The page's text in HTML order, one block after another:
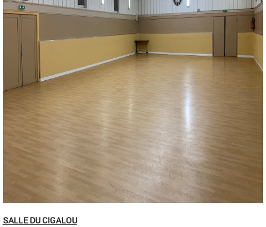
SALLE DU CIGALOU